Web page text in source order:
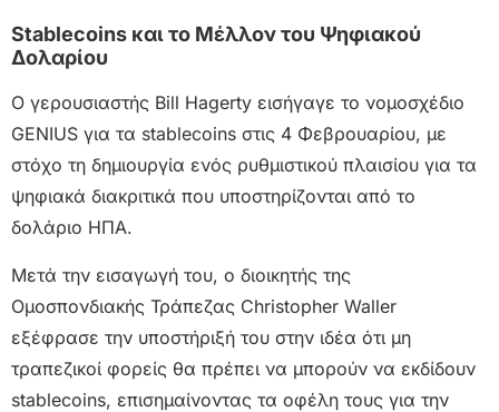
Stablecoins και το Μέλλον του Ψηφιακού
Δολαρίου
Ο γερουσιαστής Bill Hagerty εισήγαγε το νομοσχέδιο
GENIUS για τα stablecoins στις 4 Φεβρουαρίου, με
στόχο τη δημιουργία ενός ρυθμιστικού πλαισίου για τα
ψηφιακά διακριτικά που υποστηρίζονται από το
δολάριο ΗΠΑ.
Μετά την εισαγωγή του, ο διοικητής της
Ομοσπονδιακής Τράπεζας Christopher Waller
εξέφρασε την υποστήριξή του στην ιδέα ότι μη
τραπεζικοί φορείς θα πρέπει να μπορούν να εκδίδουν
stablecoins, επισημαίνοντας τα οφέλη τους για την